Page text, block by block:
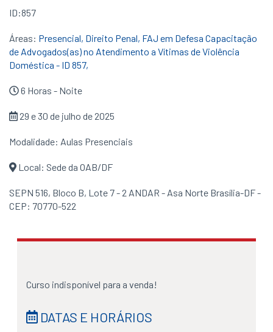
ID:857
Áreas: Presencial, Direito Penal, FAJ em Defesa Capacitação
de Advogados(as) no Atendimento a Vítimas de Violência
Doméstica - ID 857,
6 Horas - Noite
29 e 30 de julho de 2025
Modalidade: Aulas Presenciais
Local: Sede da OAB/DF
SEPN 516, Bloco B, Lote 7 - 2 ANDAR - Asa Norte Brasília-DF -
CEP: 70770-522
Curso indisponível para a venda!
DATAS E HORÁRIOS